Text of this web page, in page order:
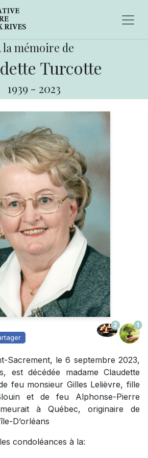
la mémoire de
Turcotte
1939 - 2023
2 1
Sacrement, le 6 septembre 2023,
est décédée madame Claudette
feu monsieur Gilles Lelièvre, fille
et de feu Alphonse-Pierre
à Québec, originaire de
D’orléans
condoléances à la: